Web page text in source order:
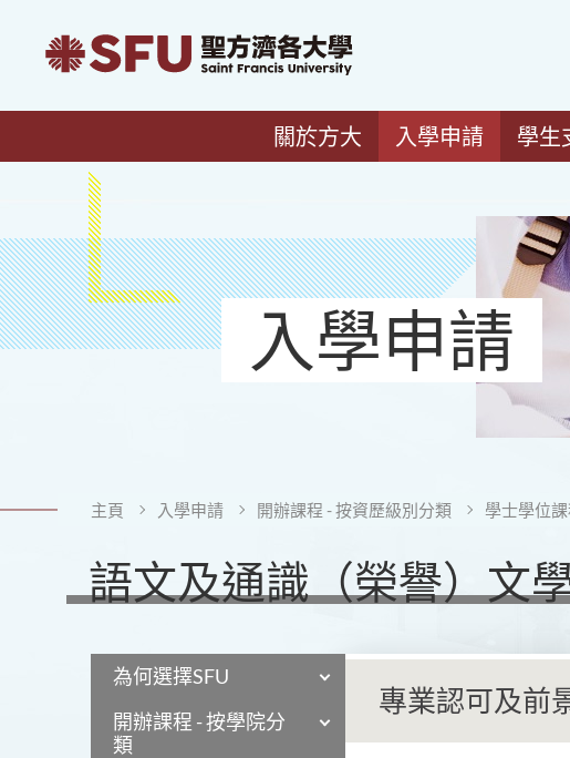
關於方大 入學申請 學生
入學申請
主頁 入學申請 開辦課程 - 按資歷級別分類 學士學位
語文及通識（榮譽）文
為何選擇SFU
開辦課程 - 按學院分
類
專業認可及前